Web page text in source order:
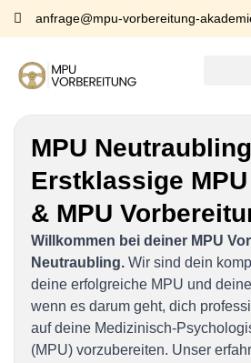
anfrage@mpu-vorbereitung-
MPU
Erstklassige
& MPU
Willkommen bei deiner MPU
Neutraubling. Wir sind dein
deine erfolgreiche MPU und
wenn es darum geht, dich
auf deine Medizinisch-
(MPU) vorzubereiten. Unser